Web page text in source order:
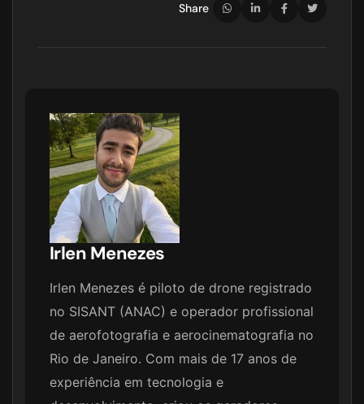
Share
Irlen Menezes
Irlen Menezes é piloto de drone registrado
no SISANT (ANAC) e operador profissional
de aerofotografia e aerocinematografia no
Rio de Janeiro. Com mais de 17 anos de
experiência em tecnologia e